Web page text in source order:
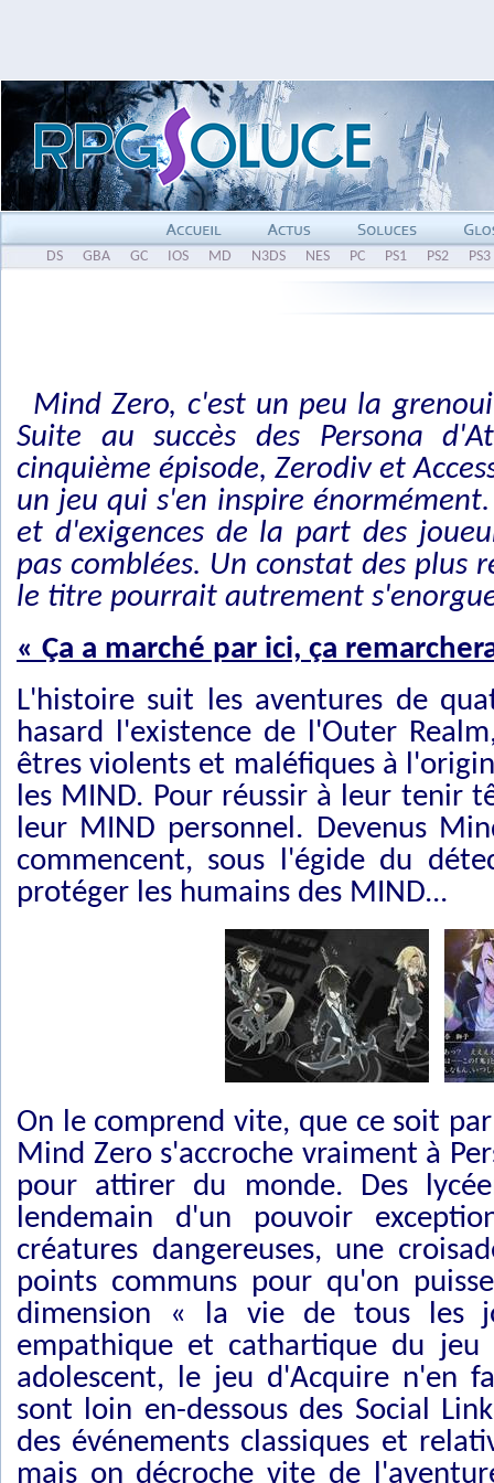
DS GBA GC IOS MD N3DS NES PC PS1 PS2 PS3
Mind Zero, c'est un peu la
Suite au succès des Persona
cinquième épisode, Zerodiv et
un jeu qui s'en inspire
et d'exigences de la part des
pas comblées. Un constat des plus
le titre pourrait autrement
« Ça a marché par ici, ça
L'histoire suit les aventures de
hasard l'existence de l'Outer
êtres violents et maléfiques à
les MIND. Pour réussir à leur tenir
leur MIND personnel. Devenus
commencent, sous l'égide du
protéger les humains des MIND...
On le comprend vite, que ce soit
Mind Zero s'accroche vraiment à
pour attirer du monde. Des
lendemain d'un pouvoir
créatures dangereuses, une
points communs pour qu'on
dimension « la vie de tous les
empathique et cathartique du
adolescent, le jeu d'Acquire n'en
sont loin en-dessous des Social
des événements classiques et
mais on décroche vite de